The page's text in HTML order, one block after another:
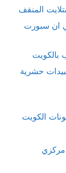
ان سبورت
حشرية
الكويت
مركزي